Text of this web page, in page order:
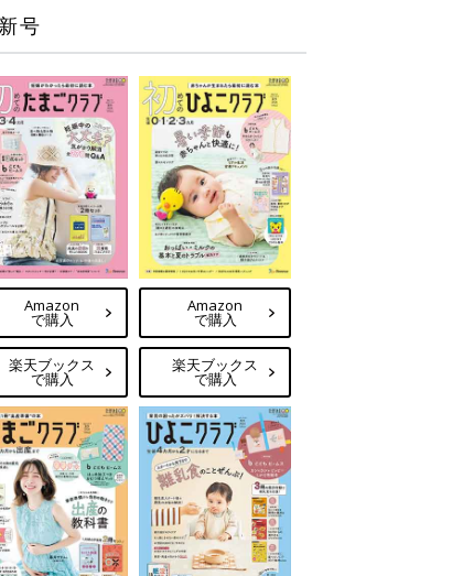
号
Amazon
で購入
楽天ブックス
で購入
Amazon
で購入
楽天ブックス
で購入